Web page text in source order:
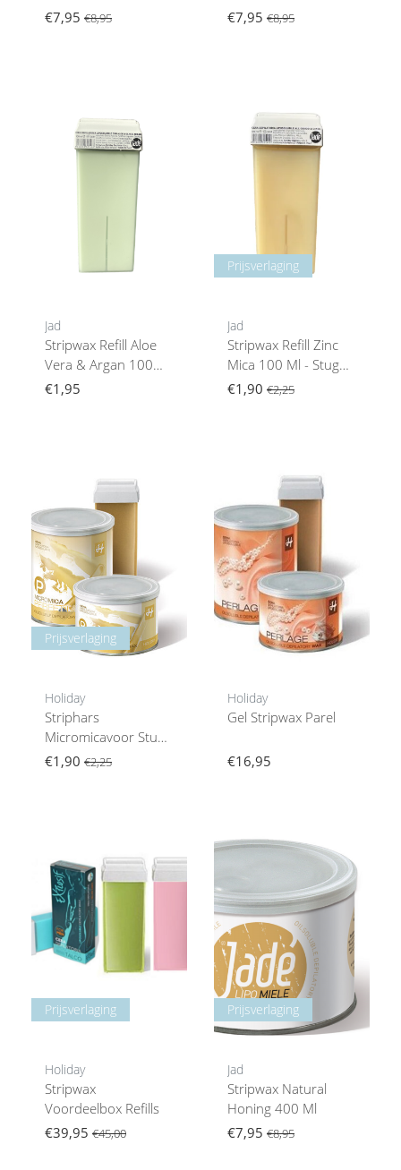
€7,95 €8,95
€7,95 €8,95
Jad
Stripwax Refill Aloe
Vera & Argan 100
Mlgevoelige Huid
€1,95
Prijsverlaging
Jad
Stripwax Refill Zinc
Mica 100 Ml - Stug
En Kort Haar
€1,90 €2,25
Prijsverlaging
Holiday
Striphars
Micromicavoor Stug
Haar
€1,90 €2,25
Holiday
Gel Stripwax Parel
€16,95
Prijsverlaging
Holiday
Stripwax
Voordeelbox Refills
€39,95 €45,00
Prijsverlaging
Jad
Stripwax Natural
Honing 400 Ml
€7,95 €8,95